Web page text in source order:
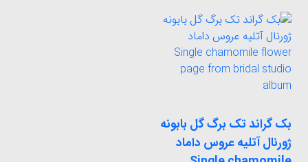
بک گراند تک برگ گل بابونه
ژورنال آتلیه عروس داماد